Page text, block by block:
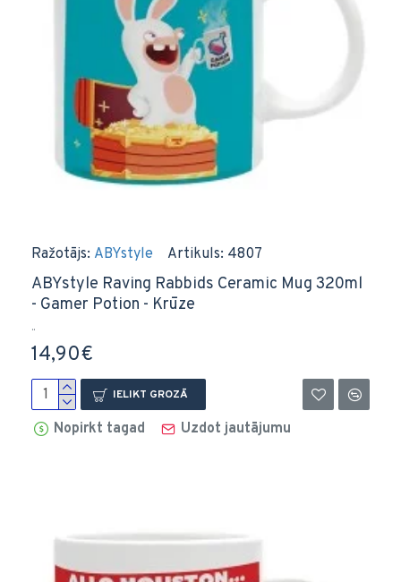
Ražotājs: ABYstyle Artikuls: 4807
ABYstyle Raving Rabbids Ceramic Mug 320ml
- Gamer Potion - Krūze
..
14,90€
IELIKT GROZĀ
Nopirkt tagad Uzdot jautājumu